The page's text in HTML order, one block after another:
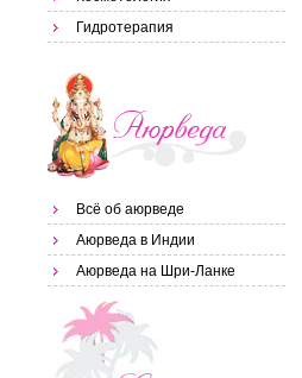
Гидротерапия
Всё об аюрведе
Аюрведа в Индии
Аюрведа на Шри-Ланке